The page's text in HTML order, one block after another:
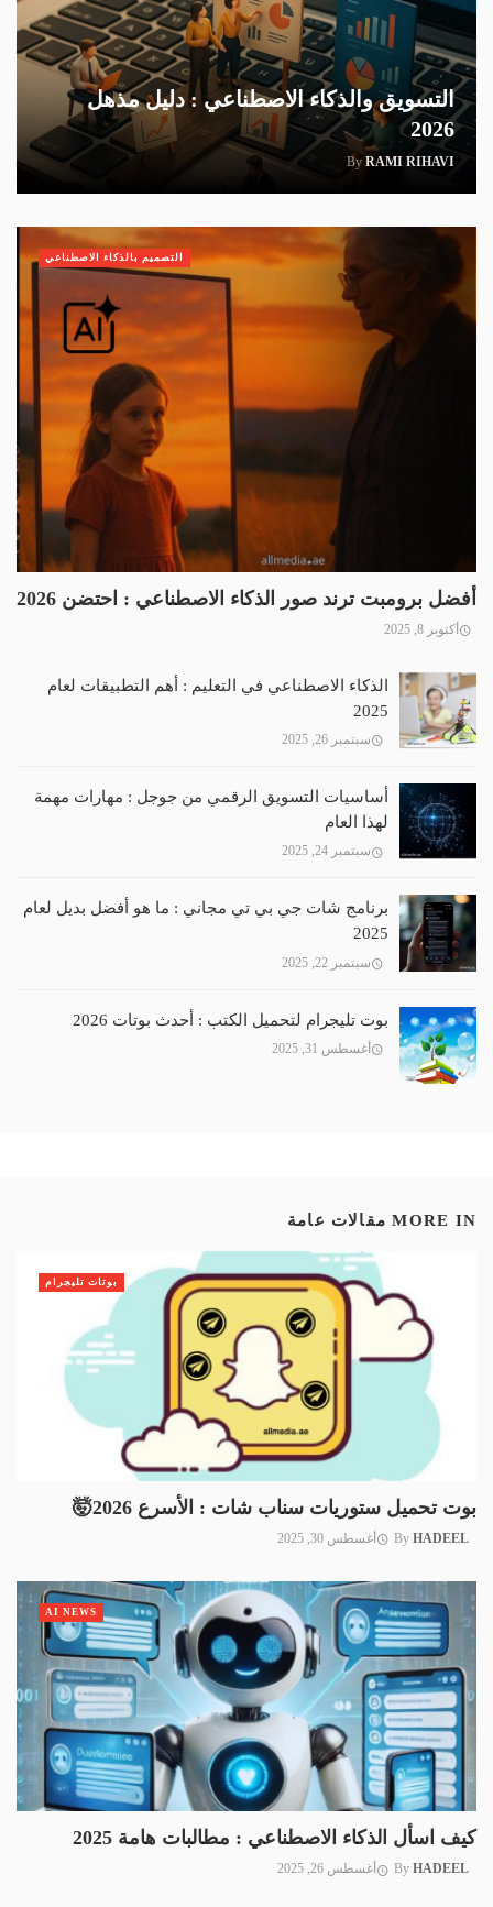
التسويق والذكاء الاصطناعي : دليل مذهل
2026
By RAMI RIHAVI
أفضل برومبت ترند صور الذكاء الاصطناعي : احتضن 2026
أكتوبر 8, 2025
التصميم بالذكاء الاصطناعي
الذكاء الاصطناعي في التعليم : أهم التطبيقات لعام
2025
سبتمبر 26, 2025
أساسيات التسويق الرقمي من جوجل : مهارات مهمة
لهذا العام
سبتمبر 24, 2025
برنامج شات جي بي تي مجاني : ما هو أفضل بديل لعام
2025
سبتمبر 22, 2025
بوت تليجرام لتحميل الكتب : أحدث بوتات 2026
أغسطس 31, 2025
MORE IN مقالات عامة
بوت تحميل ستوريات سناب شات : الأسرع 2026🤯
By HADEEL أغسطس 30, 2025
بوتات تليجرام
كيف اسأل الذكاء الاصطناعي : مطالبات هامة 2025
By HADEEL أغسطس 26, 2025
AI NEWS